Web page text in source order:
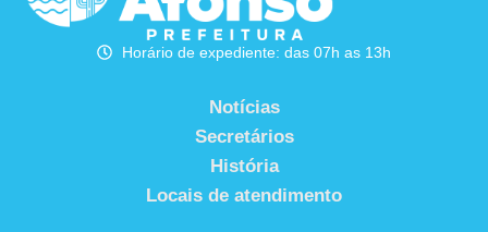
Horário de expediente: das 07h as 13h
Notícias
Secretários
História
Locais de atendimento